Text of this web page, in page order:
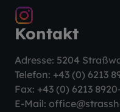
Kontakt
Adresse: 5204
Telefon: +43 (0) 6213
Fax: +43 (0) 6213
E-Mail: